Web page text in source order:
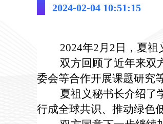
2024-02-04 10:51:15
2024年2月 2 日，夏祖
双方回顾了近年来双
委会等合作开展课题研究等
夏祖义秘书长介绍了
行成全球共识、推动绿色